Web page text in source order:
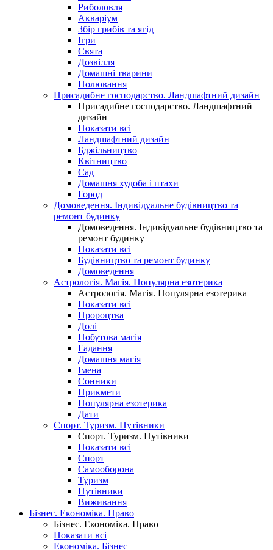
Риболовля
Акваріум
Збір грибів та ягід
Ігри
Свята
Дозвілля
Домашні тварини
Полювання
Присадибне господарство. Ландшафтний дизайн
Присадибне господарство. Ландшафтний
дизайн
Показати всі
Ландшафтний дизайн
Бджільництво
Квітництво
Сад
Домашня худоба і птахи
Город
Домоведення. Індивідуальне будівництво та
ремонт будинку
Домоведення. Індивідуальне будівництво та
ремонт будинку
Показати всі
Будівництво та ремонт будинку
Домоведення
Астрологія. Магія. Популярна езотерика
Астрологія. Магія. Популярна езотерика
Показати всі
Пророцтва
Долі
Побутова магія
Гадання
Домашня магія
Імена
Сонники
Прикмети
Популярна езотерика
Дати
Спорт. Туризм. Путівники
Спорт. Туризм. Путівники
Показати всі
Спорт
Самооборона
Туризм
Путівники
Виживання
Бізнес. Економіка. Право
Бізнес. Економіка. Право
Показати всі
Економіка. Бізнес